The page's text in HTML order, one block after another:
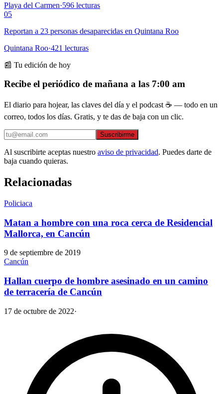
Playa del Carmen·596 lecturas
05
Reportan a 23 personas desaparecidas en Quintana Roo
Quintana Roo·421 lecturas
📰 Tu edición de hoy
Recibe el periódico de mañana a las 7:00 am
El diario para hojear, las claves del día y el podcast ☕ — todo en un
correo, todos los días. Gratis, y te das de baja con un clic.
Suscribirme
Al suscribirte aceptas nuestro aviso de privacidad. Puedes darte de
baja cuando quieras.
Relacionadas
Policiaca
Matan a hombre con una roca cerca de Residencial
Mallorca, en Cancún
9 de septiembre de 2019
Cancún
Hallan cuerpo de hombre asesinado en un camino
de terracería de Cancún
17 de octubre de 2022·